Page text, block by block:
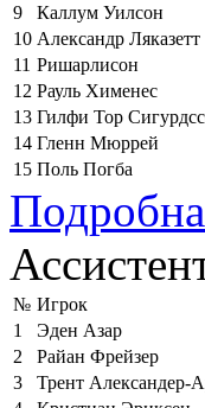
9
Каллум Уилсон
10 Александр Ляказетт
11 Ришарлисон
12 Рауль Хименес
13 Гилфи Тор
14 Гленн Мюррей
15 Поль Погба
№ Игрок
1
Эден Азар
2
Райан Фрейзер
3
Трент Александер-